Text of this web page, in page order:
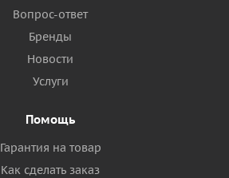
Вопрос-ответ
Бренды
Новости
Услуги
Помощь
Гарантия на товар
Как сделать заказ